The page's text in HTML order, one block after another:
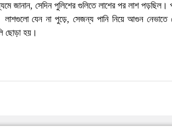
জানান, সেদিন পুলিশের গুলিতে লাশের পর লাশ পড়ছিল।
যেন না পুড়ে, সেজন্য পানি নিয়ে আগুন নেভাতে
ছোড়া হয়।